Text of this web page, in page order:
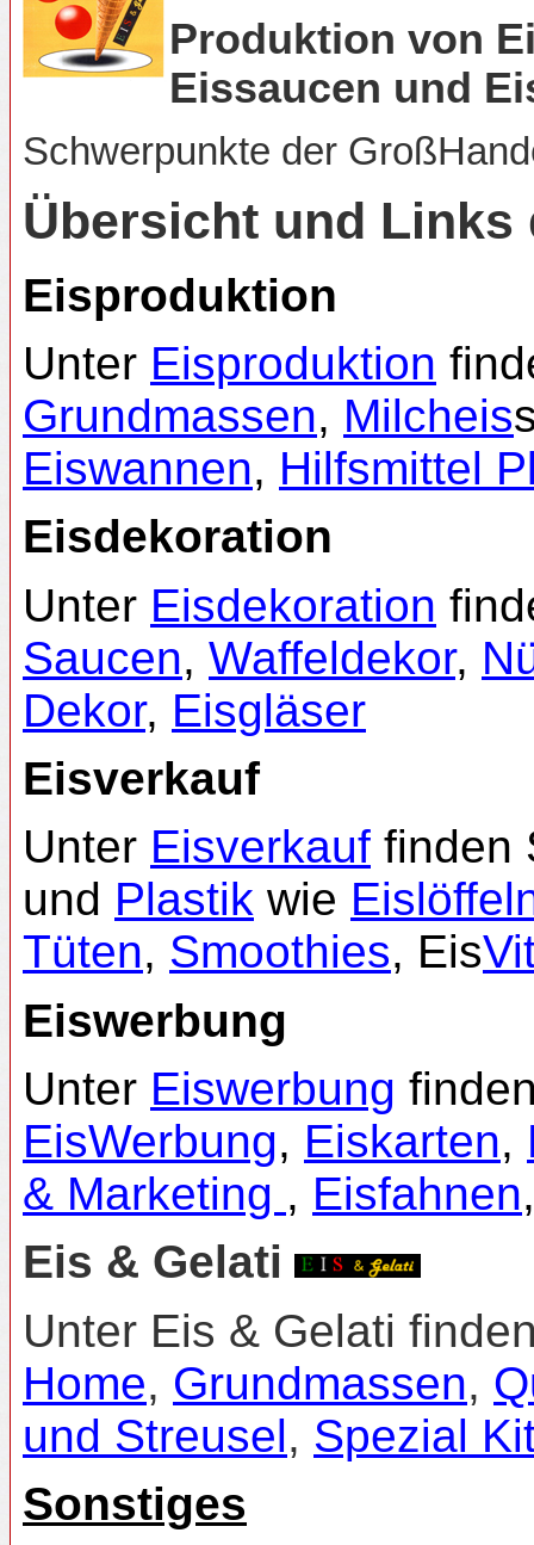
Produktion von
Eissaucen und
Schwerpunkte der
Übersicht und Links
Eisproduktion
Unter Eisproduktion
Grundmassen, Milcheis
Eiswannen, Hilfsmittel
Eisdekoration
Unter Eisdekoration
Saucen, Waffeldekor,
Dekor, Eisgläser
Eisverkauf
Unter Eisverkauf finden
und Plastik wie
Tüten, Smoothies, Eis
Eiswerbung
Unter Eiswerbung
EisWerbung, Eiskarten,
& Marketing , Eisfahnen
Eis & Gelati
Unter Eis & Gelati
Home, Grundmassen,
und Streusel, Spezial
Sonstiges